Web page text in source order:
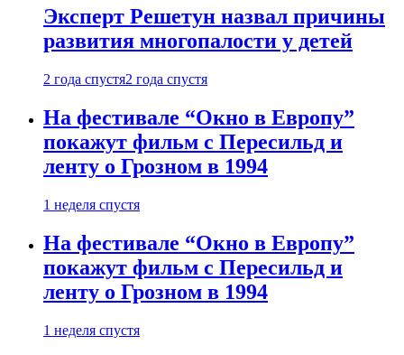
Эксперт Решетун назвал причины
развития многопалости у детей
2 года спустя2 года спустя
На фестивале “Окно в Европу”
покажут фильм с Пересильд и
ленту о Грозном в 1994
1 неделя спустя
На фестивале “Окно в Европу”
покажут фильм с Пересильд и
ленту о Грозном в 1994
1 неделя спустя